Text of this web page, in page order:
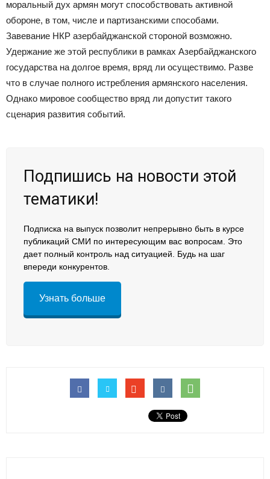
моральный дух армян могут способствовать активной
обороне, в том, числе и партизанскими способами.
Завевание НКР азербайджанской стороной возможно.
Удержание же этой республики в рамках Азербайджанского
государства на долгое время, вряд ли осуществимо. Разве
что в случае полного истребления армянского населения.
Однако мировое сообщество вряд ли допустит такого
сценария развития событий.
Подпишись на новости этой
тематики!
Подписка на выпуск позволит непрерывно быть в курсе
публикаций СМИ по интересующим вас вопросам. Это
дает полный контроль над ситуацией. Будь на шаг
впереди конкурентов.
Узнать больше